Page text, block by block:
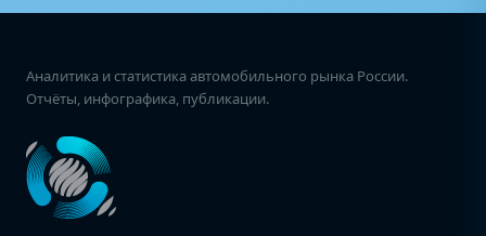
Аналитика и статистика автомобильного рынка России.
Отчёты, инфографика, публикации.